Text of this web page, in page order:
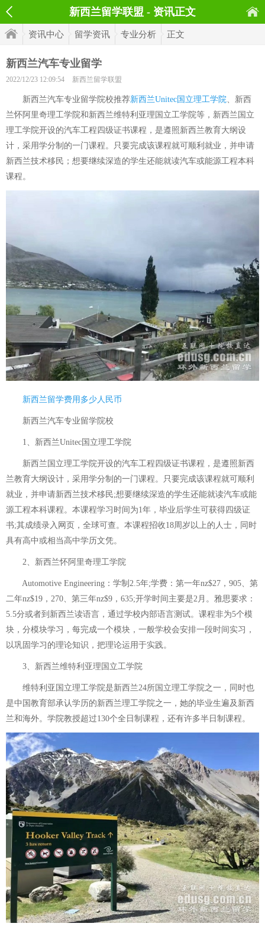
新西兰留学联盟 - 资讯正文
资讯中心 留学资讯 专业分析 正文
新西兰汽车专业留学
2022/12/23 12:09:54 新西兰留学联盟
新西兰汽车专业留学院校推荐新西兰Unitec国立理工学院、新西
兰怀阿里奇理工学院和新西兰维特利亚理国立工学院等，新西兰国立
理工学院开设的汽车工程四级证书课程，是遵照新西兰教育大纲设
计，采用学分制的一门课程。只要完成该课程就可顺利就业，并申请
新西兰技术移民；想要继续深造的学生还能就读汽车或能源工程本科
课程。
新西兰留学费用多少人民币
新西兰汽车专业留学院校
1、新西兰Unitec国立理工学院
新西兰国立理工学院开设的汽车工程四级证书课程，是遵照新西
兰教育大纲设计，采用学分制的一门课程。只要完成该课程就可顺利
就业，并申请新西兰技术移民;想要继续深造的学生还能就读汽车或能
源工程本科课程。本课程学习时间为1年，毕业后学生可获得四级证
书;其成绩录入网页，全球可查。本课程招收18周岁以上的人士，同时
具有高中或相当高中学历文凭。
2、新西兰怀阿里奇理工学院
Automotive Engineering：学制2.5年;学费：第一年nz$27，905、第
二年nz$19，270、第三年nz$9，635;开学时间主要是2月。雅思要求：
5.5分或者到新西兰读语言，通过学校内部语言测试。课程非为5个模
块，分模块学习，每完成一个模块，一般学校会安排一段时间实习，
以巩固学习的理论知识，把理论运用于实践。
3、新西兰维特利亚理国立工学院
维特利亚国立理工学院是新西兰24所国立理工学院之一，同时也
是中国教育部承认学历的新西兰理工学院之一，她的毕业生遍及新西
兰和海外。学院教授超过130个全日制课程，还有许多半日制课程。